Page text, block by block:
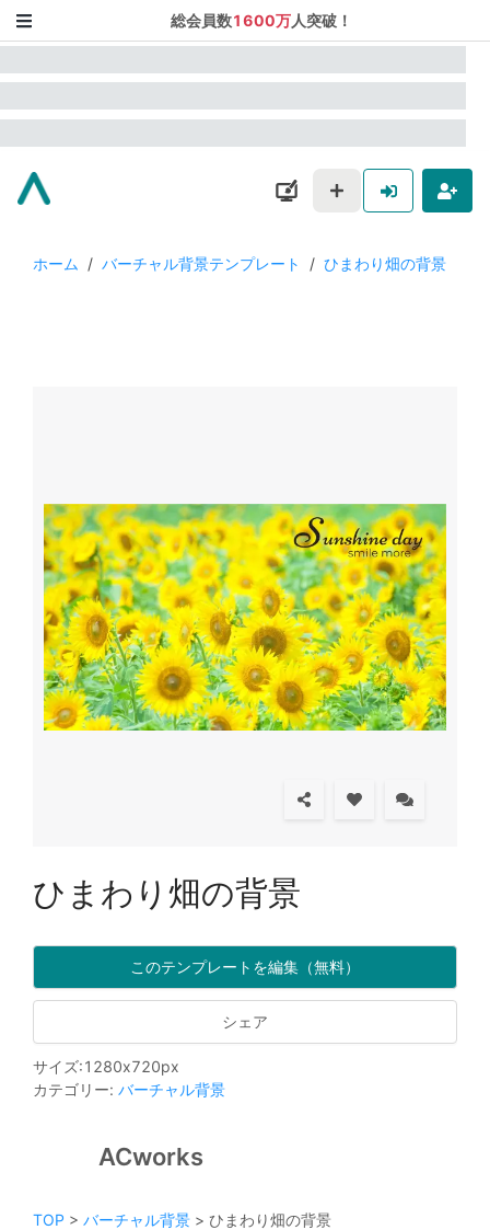
総会員数1600万人突破！
ホーム / バーチャル背景テンプレート / ひまわり畑の背景
ひまわり畑の背景
このテンプレートを編集（無料）
シェア
サイズ:1280x720px
カテゴリー: バーチャル背景
ACworks
TOP > バーチャル背景 > ひまわり畑の背景